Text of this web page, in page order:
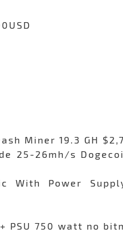
Miner 19.3 GH
25-26mh/s
With Power
+ PSU 750 watt no